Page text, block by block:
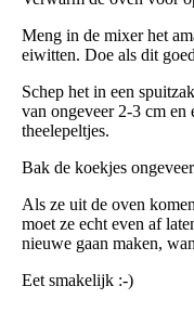
Meng in de mixer het
eiwitten. Doe als dit
Schep het in een
van ongeveer 2-3 cm en
theelepeltjes.
Bak de koekjes
Als ze uit de oven
moet ze echt even af
nieuwe gaan maken,
Eet smakelijk :-)